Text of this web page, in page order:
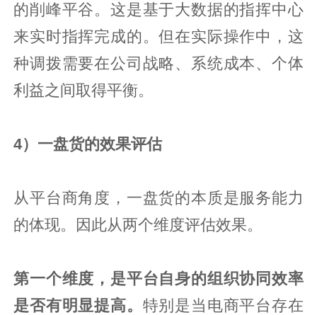
的削峰平谷。这是基于大数据的指挥中心
来实时指挥完成的。但在实际操作中，这
种调拨需要在公司战略、系统成本、个体
利益之间取得平衡。
4）一盘货的效果评估
从平台商角度，一盘货的本质是服务能力
的体现。因此从两个维度评估效果。
第一个维度，是平台自身的组织协同效率
是否有明显提高。 特别是当电商平台存在